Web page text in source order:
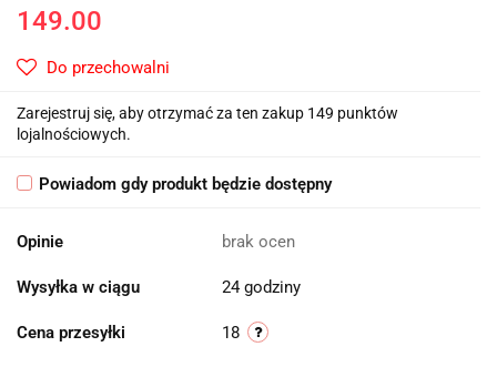
149.00
Do przechowalni
Zarejestruj się, aby otrzymać za ten zakup 149 punktów
lojalnościowych.
Powiadom gdy produkt będzie dostępny
Opinie brak ocen
Wysyłka w ciągu 24 godziny
Cena przesyłki 18